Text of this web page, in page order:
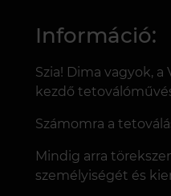
Információ:
Szia! Dima vagyok,
kezdő
Számomra a
Mindig arra
személyiségét és